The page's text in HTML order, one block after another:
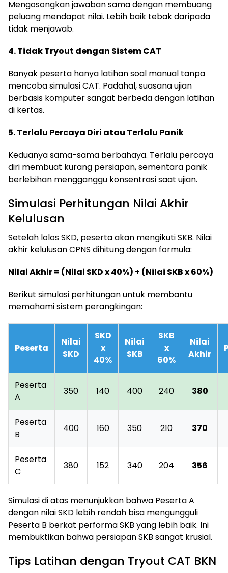
Mengosongkan jawaban sama dengan membuang
peluang mendapat nilai. Lebih baik tebak daripada
tidak menjawab.
4. Tidak Tryout dengan Sistem CAT
Banyak peserta hanya latihan soal manual tanpa
mencoba simulasi CAT. Padahal, suasana ujian
berbasis komputer sangat berbeda dengan latihan
di kertas.
5. Terlalu Percaya Diri atau Terlalu Panik
Keduanya sama-sama berbahaya. Terlalu percaya
diri membuat kurang persiapan, sementara panik
berlebihan mengganggu konsentrasi saat ujian.
Simulasi Perhitungan Nilai Akhir
Kelulusan
Setelah lolos SKD, peserta akan mengikuti SKB. Nilai
akhir kelulusan CPNS dihitung dengan formula:
Nilai Akhir = (Nilai SKD x 40%) + (Nilai SKB x 60%)
Berikut simulasi perhitungan untuk membantu
memahami sistem perangkingan:
Peserta
Nilai
SKD
SKD
x
40%
Nilai
SKB
SKB
x
60%
Nilai
Akhir
Peserta
A
350 140 400 240 380
Peserta
B
400 160 350 210 370
Peserta
C
380 152 340 204 356
Simulasi di atas menunjukkan bahwa Peserta A
dengan nilai SKD lebih rendah bisa mengungguli
Peserta B berkat performa SKB yang lebih baik. Ini
membuktikan bahwa persiapan SKB sangat krusial.
Tips Latihan dengan Tryout CAT BKN